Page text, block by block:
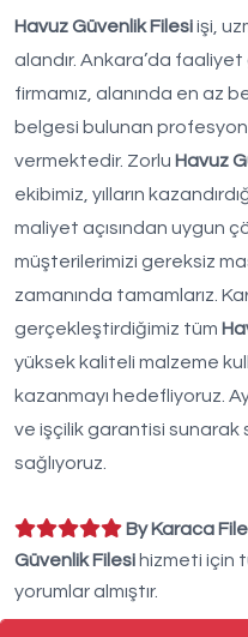
Havuz Güvenlik Filesiişi,
alandır. Ankara’da
firmamız, alanında en az
belgesi bulunan
vermektedir. Zorlu Havuz
ekibimiz, yılların
maliyet açısından uygun
müşterilerimizi gereksiz
zamanında tamamlarız.
gerçekleştirdiğimiz tüm
yüksek kaliteli malzeme
kazanmayı hedefliyoruz.
ve işçilik garantisi sunarak
sağlıyoruz.
By Karaca File
Güvenlik Filesi hizmeti için
yorumlar almıştır.